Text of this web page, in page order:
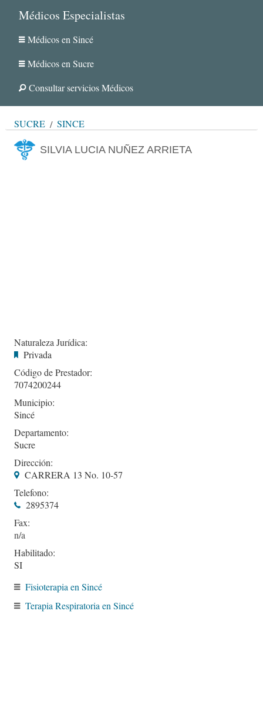
Médicos Especialistas
Médicos en Sincé
Médicos en Sucre
Consultar servicios Médicos
SUCRE SINCÉ
SILVIA LUCIA NUÑEZ ARRIETA
Naturaleza Jurídica:
Privada
Código de Prestador:
7074200244
Municipio:
Sincé
Departamento:
Sucre
Dirección:
CARRERA 13 No. 10-57
Telefono:
2895374
Fax:
Habilitado:
SI
Fisioterapia en Sincé
Terapia Respiratoria en Sincé